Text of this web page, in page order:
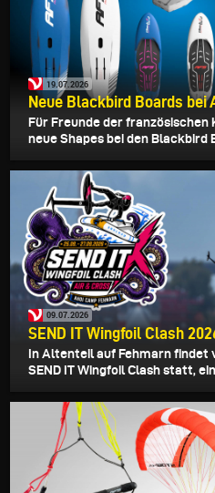
19.07.2026
Neue Blackbird Boards bei
Für Freunde der französischen
neue Shapes bei den Blackbird
09.07.2026
SEND IT Wingfoil Clash
In Altenteil auf Fehmarn findet
SEND IT Wingfoil Clash statt,